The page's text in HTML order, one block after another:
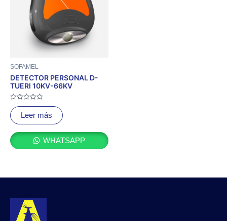
SOFAMEL
DETECTOR PERSONAL D-
TUERI 10KV-66KV
Valorado
con
0
de
Leer más
WHATSAPP